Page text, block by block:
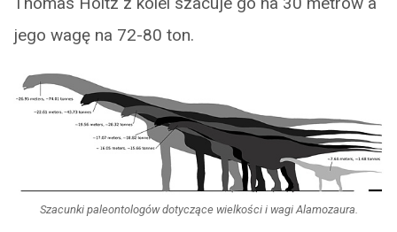
jego wagę na 72-80 ton.
Szacunki paleontologów dotyczące wielkości i wagi Alamozaura.